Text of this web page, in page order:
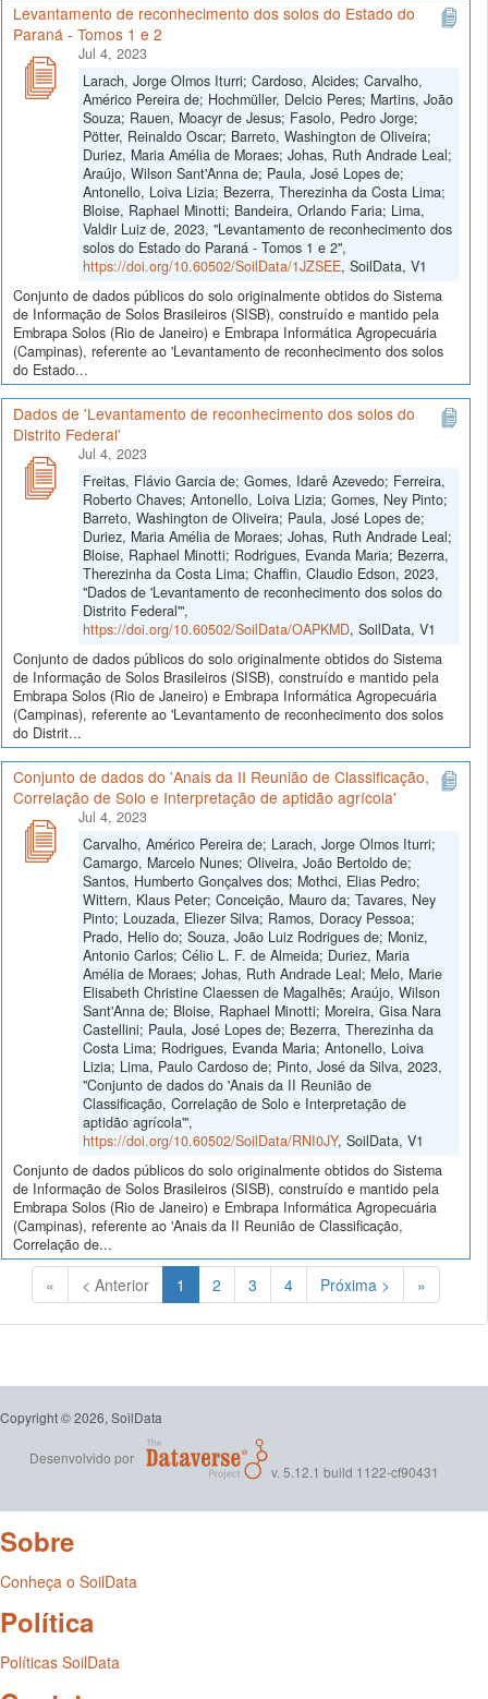
Levantamento de reconhecimento dos solos do Estado do
Paraná - Tomos 1 e 2
Jul 4, 2023
Larach, Jorge Olmos Iturri; Cardoso, Alcides; Carvalho,
Américo Pereira de; Hochmüller, Delcio Peres; Martins, João
Souza; Rauen, Moacyr de Jesus; Fasolo, Pedro Jorge;
Pötter, Reinaldo Oscar; Barreto, Washington de Oliveira;
Duriez, Maria Amélia de Moraes; Johas, Ruth Andrade Leal;
Araújo, Wilson Sant'Anna de; Paula, José Lopes de;
Antonello, Loiva Lizia; Bezerra, Therezinha da Costa Lima;
Bloise, Raphael Minotti; Bandeira, Orlando Faria; Lima,
Valdir Luiz de, 2023, "Levantamento de reconhecimento dos
solos do Estado do Paraná - Tomos 1 e 2",
https://doi.org/10.60502/SoilData/1JZSEE, SoilData, V1
Conjunto de dados públicos do solo originalmente obtidos do Sistema
de Informação de Solos Brasileiros (SISB), construído e mantido pela
Embrapa Solos (Rio de Janeiro) e Embrapa Informática Agropecuária
(Campinas), referente ao 'Levantamento de reconhecimento dos solos
do Estado...
Dados de 'Levantamento de reconhecimento dos solos do
Distrito Federal'
Jul 4, 2023
Freitas, Flávio Garcia de; Gomes, Idarê Azevedo; Ferreira,
Roberto Chaves; Antonello, Loiva Lizia; Gomes, Ney Pinto;
Barreto, Washington de Oliveira; Paula, José Lopes de;
Duriez, Maria Amélia de Moraes; Johas, Ruth Andrade Leal;
Bloise, Raphael Minotti; Rodrigues, Evanda Maria; Bezerra,
Therezinha da Costa Lima; Chaffin, Claudio Edson, 2023,
"Dados de 'Levantamento de reconhecimento dos solos do
Distrito Federal'",
https://doi.org/10.60502/SoilData/OAPKMD, SoilData, V1
Conjunto de dados públicos do solo originalmente obtidos do Sistema
de Informação de Solos Brasileiros (SISB), construído e mantido pela
Embrapa Solos (Rio de Janeiro) e Embrapa Informática Agropecuária
(Campinas), referente ao 'Levantamento de reconhecimento dos solos
do Distrit...
Conjunto de dados do 'Anais da II Reunião de Classificação,
Correlação de Solo e Interpretação de aptidão agrícola'
Jul 4, 2023
Carvalho, Américo Pereira de; Larach, Jorge Olmos Iturri;
Camargo, Marcelo Nunes; Oliveira, João Bertoldo de;
Santos, Humberto Gonçalves dos; Mothci, Elias Pedro;
Wittern, Klaus Peter; Conceição, Mauro da; Tavares, Ney
Pinto; Louzada, Eliezer Silva; Ramos, Doracy Pessoa;
Prado, Helio do; Souza, João Luiz Rodrigues de; Moniz,
Antonio Carlos; Célio L. F. de Almeida; Duriez, Maria
Amélia de Moraes; Johas, Ruth Andrade Leal; Melo, Marie
Elisabeth Christine Claessen de Magalhẽs; Araújo, Wilson
Sant'Anna de; Bloise, Raphael Minotti; Moreira, Gisa Nara
Castellini; Paula, José Lopes de; Bezerra, Therezinha da
Costa Lima; Rodrigues, Evanda Maria; Antonello, Loiva
Lizia; Lima, Paulo Cardoso de; Pinto, José da Silva, 2023,
"Conjunto de dados do 'Anais da II Reunião de
Classificação, Correlação de Solo e Interpretação de
aptidão agrícola'",
https://doi.org/10.60502/SoilData/RNI0JY, SoilData, V1
Conjunto de dados públicos do solo originalmente obtidos do Sistema
de Informação de Solos Brasileiros (SISB), construído e mantido pela
Embrapa Solos (Rio de Janeiro) e Embrapa Informática Agropecuária
(Campinas), referente ao 'Anais da II Reunião de Classificação,
Correlação de...
« < Anterior 1 (Atual)
2 3 4 Próxima > »
Copyright © 2026, SoilData
Desenvolvido por
v. 5.12.1 build 1122-cf90431
Sobre
Conheça o SoilData
Política
Políticas SoilData